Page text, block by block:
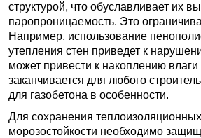
структурой, что обуславливает их
паропроницаемость. Это
Например, использование
утепления стен приведет к
может привести к накоплению
заканчивается для любого
для газобетона в особенности.
Для сохранения
морозостойкости необходимо